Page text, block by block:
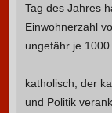
Tag des Jahres
Einwohnerzahl
ungefähr je 1000
katholisch; der
und Politik